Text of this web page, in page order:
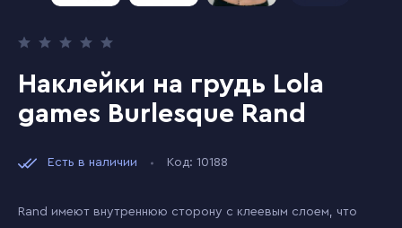
Наклейки на грудь Lola
games Burlesque Rand
Есть в наличии Код: 10188
Rand имеют внутреннюю сторону с клеевым слоем, что